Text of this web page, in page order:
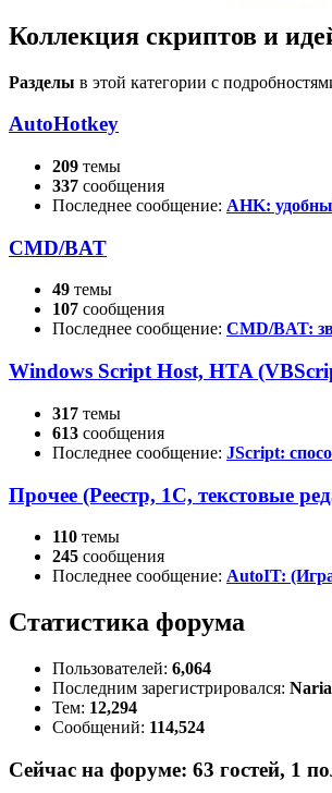
Коллекция скриптов и
Разделы в этой категории с
AutoHotkey
209 темы
337 сообщения
Последнее сообщение: AHK:
CMD/BAT
49 темы
107 сообщения
Последнее сообщение: CMD/BAT:
Windows Script Host, HTA
317 темы
613 сообщения
Последнее сообщение: JScript:
Прочее (Реестр, 1С, текстовые
110 темы
245 сообщения
Последнее сообщение: AutoIT:
Статистика форума
Пользователей: 6,064
Последним зарегистрировался:
Тем: 12,294
Сообщений: 114,524
Сейчас на форуме: 63 гостей, 1